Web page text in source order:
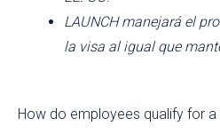
LAUNCH manejará el
la visa al igual que
How do employees qualify for a